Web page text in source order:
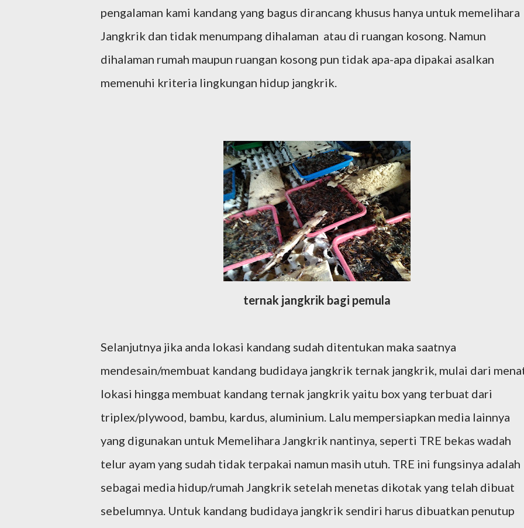
pengalaman kami kandang yang bagus dirancang khusus hanya untuk memelihara
Jangkrik dan tidak menumpang dihalaman atau di ruangan kosong. Namun
dihalaman rumah maupun ruangan kosong pun tidak apa-apa dipakai asalkan
memenuhi kriteria lingkungan hidup jangkrik.
ternak jangkrik bagi pemula
Selanjutnya jika anda lokasi kandang sudah ditentukan maka saatnya
mendesain/membuat kandang budidaya jangkrik ternak jangkrik, mulai dari
lokasi hingga membuat kandang ternak jangkrik yaitu box yang terbuat dari
triplex/plywood, bambu, kardus, aluminium. Lalu mempersiapkan media lainnya
yang digunakan untuk Memelihara Jangkrik nantinya, seperti TRE bekas wadah
telur ayam yang sudah tidak terpakai namun masih utuh. TRE ini fungsinya adalah
sebagai media hidup/rumah Jangkrik setelah menetas dikotak yang telah dibuat
sebelumnya. Untuk kandang budidaya jangkrik sendiri harus dibuatkan penutup